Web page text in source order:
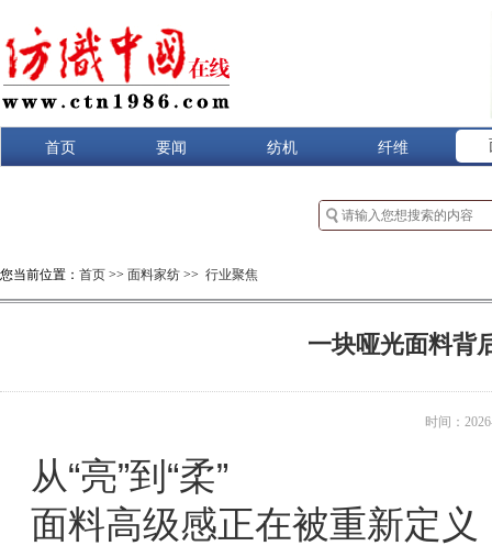
首页 要闻 纺机 纤维
您当前位置： 首页 >> 面料家纺 >> 行业聚焦
一块哑光面料背
时间：
从“亮”到“柔”
面料高级感正在被重新定义